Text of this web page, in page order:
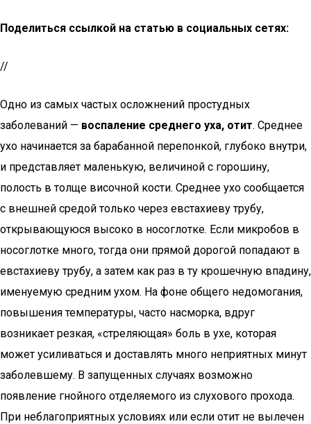
Поделиться ссылкой на статью в социальных сетях:
//
Одно из самых частых осложнений простудных
заболеваний — воспаление среднего уха, отит. Среднее
ухо начинается за барабанной перепонкой, глубоко внутри,
и представляет маленькую, величиной с горошину,
полость в толще височной кости. Среднее ухо сообщается
с внешней средой только через евстахиеву трубу,
открывающуюся высоко в носоглотке. Если микробов в
носоглотке много, тогда они прямой дорогой попадают в
евстахиеву трубу, а затем как раз в ту крошечную впадину,
именуемую средним ухом. На фоне общего недомогания,
повышения температуры, часто насморка, вдруг
возникает резкая, «стреляющая» боль в ухе, которая
может усиливаться и доставлять много неприятных минут
заболевшему. В запущенных случаях возможно
появление гнойного отделяемого из слухового прохода.
При неблагоприятных условиях или если отит не вылечен